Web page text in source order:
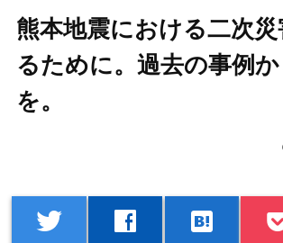
熊本地震における二次災
るために。過去の事例
を。
twitter facebook hatenabookmark